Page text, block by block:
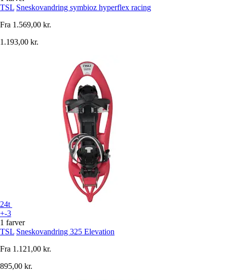
TSL Sneskovandring symbioz hyperflex racing
Fra 1.569,00 kr.
1.193,00 kr.
24t
+-3
1 farver
TSL Sneskovandring 325 Elevation
Fra 1.121,00 kr.
895,00 kr.